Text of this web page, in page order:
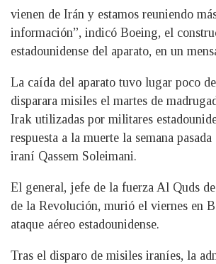
vienen de Irán y estamos reuniendo
información”, indicó Boeing, el
estadounidense del aparato, en un
La caída del aparato tuvo lugar poco
disparara misiles el martes de
Irak utilizadas por militares
respuesta a la muerte la semana
iraní Qassem Soleimani.
El general, jefe de la fuerza Al Quds
de la Revolución, murió el viernes en
ataque aéreo estadounidense.
Tras el disparo de misiles iraníes, la